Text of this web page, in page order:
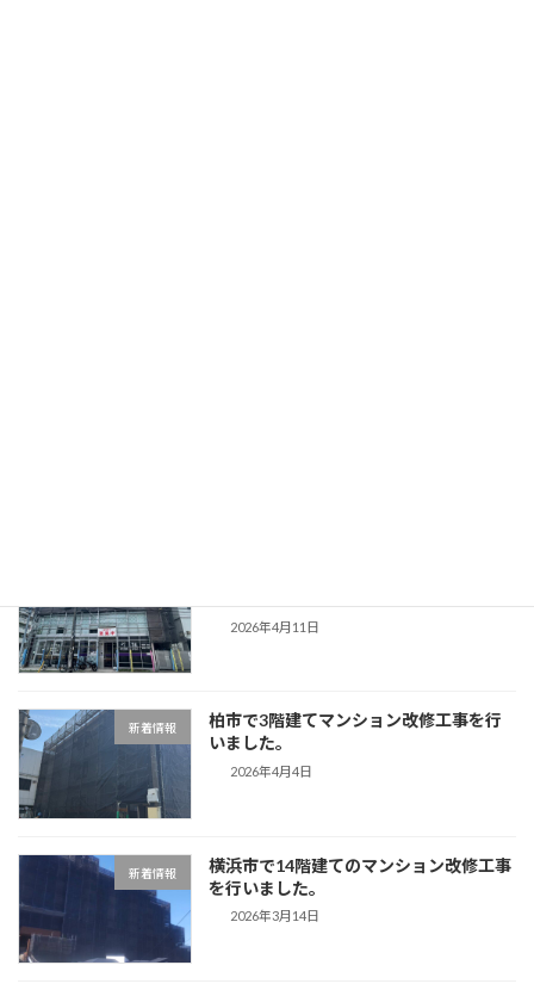
2026年4月11日
新着情報
柏市で3階建てマンション改修工事を行
いました。
2026年4月4日
新着情報
横浜市で14階建てのマンション改修工事
を行いました。
2026年3月14日